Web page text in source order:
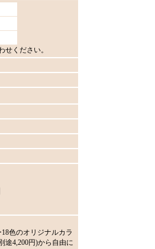
ください。
色のオリジナルカラ
途4,200円)から自由に